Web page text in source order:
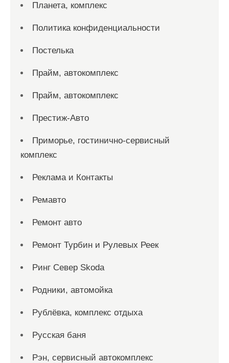
Планета, комплекс
Политика конфиденциальности
Постелька
Прайм, автокомплекс
Прайм, автокомплекс
Престиж-Авто
Приморье, гостинично-сервисный
комплекс
Реклама и Контакты
Ремавто
Ремонт авто
Ремонт Турбин и Рулевых Реек
Ринг Север Skoda
Родники, автомойка
Рублёвка, комплекс отдыха
Русская баня
Рэн, сервисный автокомплекс